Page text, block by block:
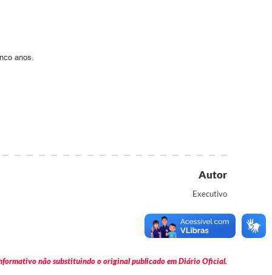
anos.
Autor
Executivo
não substituindo o original publicado em Diário Oficial.